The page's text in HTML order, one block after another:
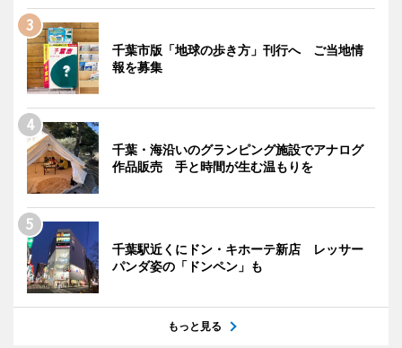
千葉市版「地球の歩き方」刊行へ ご当地情
報を募集
千葉・海沿いのグランピング施設でアナログ
作品販売 手と時間が生む温もりを
千葉駅近くにドン・キホーテ新店 レッサー
パンダ姿の「ドンペン」も
もっと見る